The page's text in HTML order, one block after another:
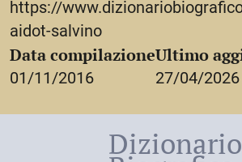
standards dei formaggi tipicidelle
1950) e, in particolare, alla
monografiaIl formaggio Montasio
larga diffusione. Morì aUdineil16
https://
aidot-salvino
Data compilazione
01/11/2016
Ultimo
27/04/2026
Dizionario